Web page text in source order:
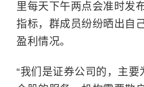
里每天下午两点会准时发
指标，群成员纷纷晒出自
盈利情况。
“我们是证券公司的，主要